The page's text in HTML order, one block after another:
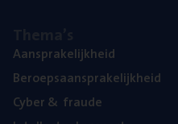
Aan­spra­ke­lijk­heid
Beroeps­aan­spra­ke­lijk­heid
Cyber& fraude